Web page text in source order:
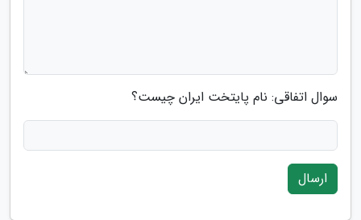
سوال اتفاقی: نام پایتخت ایران چیست؟
ارسال